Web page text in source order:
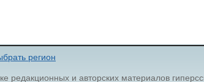
регион
редакционных и авторских материалов